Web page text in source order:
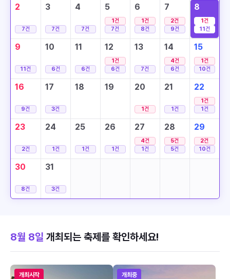
2
7건
3
7건
4
7건
5
1건
7건
6
1건
8건
7
2건
9건
8
1건
11건
9
11건
10
6건
11
6건
12
1건
6건
13
7건
14
4건
6건
15
1건
10건
16
9건
17
3건
18 19 20
1건
21
1건
22
1건
1건
23
2건
24
1건
25
1건
26
1건
27
4건
1건
28
5건
5건
29
2건
10건
30
8건
31
3건
8월 8일 개최되는 축제를 확인하세요!
개최시작 개최중